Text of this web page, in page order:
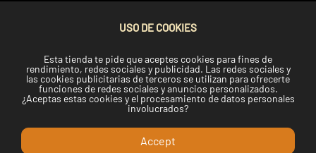
Copyright © 2022 Telemaki.com.
USO DE COOKIES
Esta tienda te pide que aceptes cookies para fines de
rendimiento, redes sociales y publicidad. Las redes sociales y
las cookies publicitarias de terceros se utilizan para ofrecerte
funciones de redes sociales y anuncios personalizados.
¿Aceptas estas cookies y el procesamiento de datos personales
involucrados?
Accept